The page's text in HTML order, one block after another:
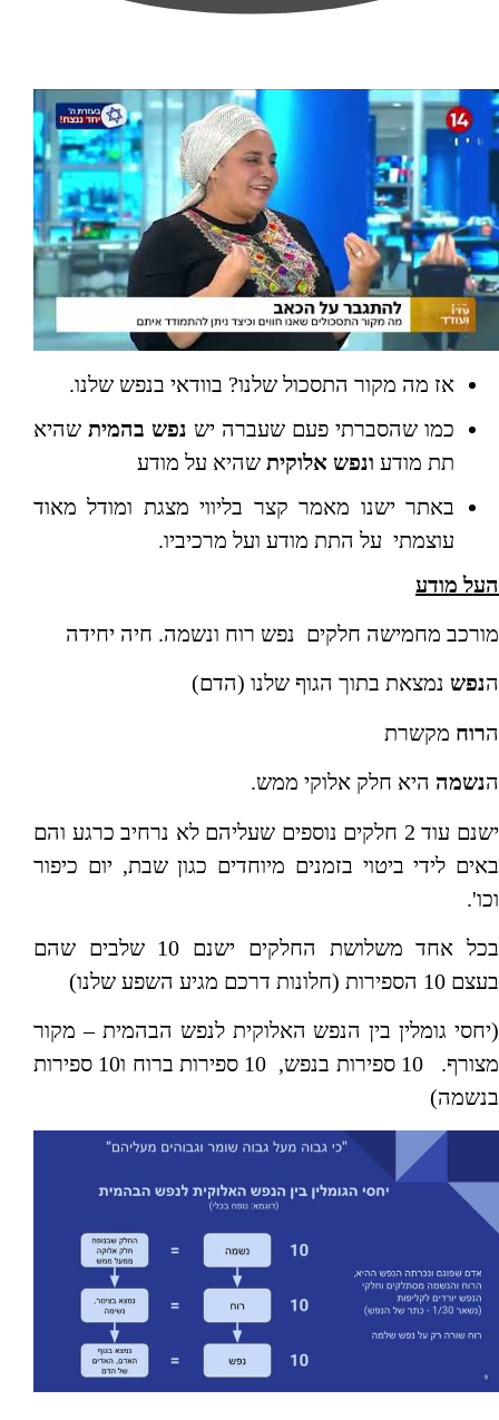
אז מה מקור התסכול שלנו? בוודאי בנפש שלנו.
כמו שהסברתי פעם שעברה יש נפש בהמית שהיא
תת מודע ונפש אלוקית שהיא על מודע
באתר ישנו מאמר קצר בליווי מצגת ומודל מאוד
עוצמתי על התת מודע ועל מרכיביו.
העל מודע
מורכב מחמישה חלקים נפש רוח ונשמה. חיה יחידה
הנפש נמצאת בתוך הגוף שלנו (הדם)
הרוח מקשרת
הנשמה היא חלק אלוקי ממש.
ישנם עוד 2 חלקים נוספים שעליהם לא נרחיב כרגע והם
באים לידי ביטוי בזמנים מיוחדים כגון שבת, יום כיפור
וכו'.
בכל אחד משלושת החלקים ישנם 10 שלבים שהם
בעצם 10 הספירות (חלונות דרכם מגיע השפע שלנו)
(יחסי גומלין בין הנפש האלוקית לנפש הבהמית – מקור
מצורף. 10 ספירות בנפש, 10 ספירות ברוח ו10 ספירות
בנשמה)